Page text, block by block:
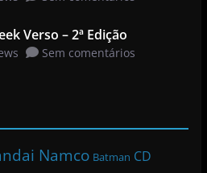
Verso – 2ª Edição
Sem comentários
Namco Batman CD